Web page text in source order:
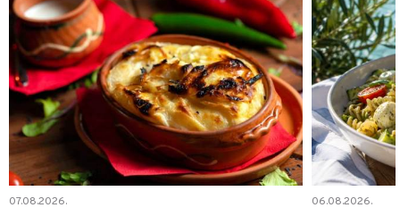
07.08.2026. 06.08.2026.